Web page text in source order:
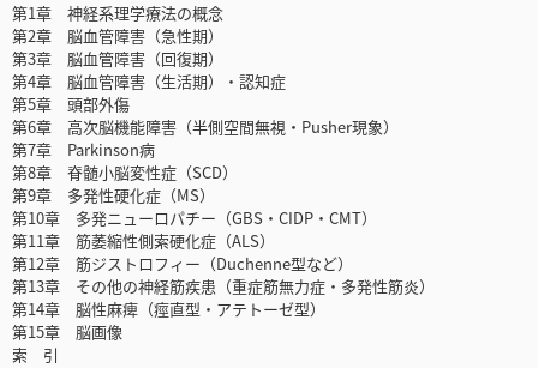
第1章 神経系理学療法の概念
第2章 脳血管障害（急性期）
第3章 脳血管障害（回復期）
第4章 脳血管障害（生活期）・認知症
第5章 頭部外傷
第6章 高次脳機能障害（半側空間無視・Pusher現象）
第7章 Parkinson病
第8章 脊髄小脳変性症（SCD）
第9章 多発性硬化症（MS）
第10章 多発ニューロパチー（GBS・CIDP・CMT）
第11章 筋萎縮性側索硬化症（ALS）
第12章 筋ジストロフィー（Duchenne型など）
第13章 その他の神経筋疾患（重症筋無力症・多発性筋炎）
第14章 脳性麻痺（痙直型・アテトーゼ型）
第15章 脳画像
索 引